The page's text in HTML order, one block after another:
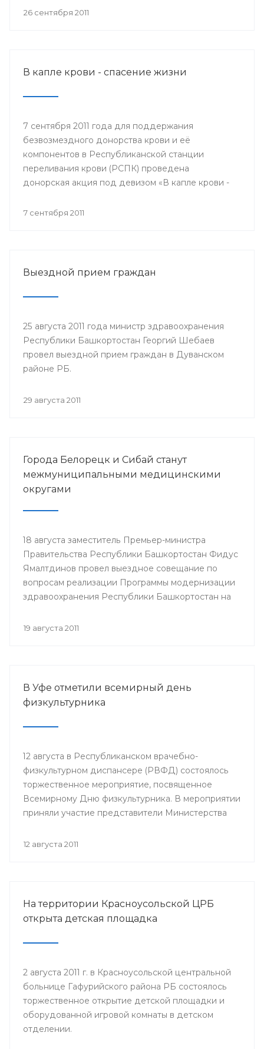
мобильном пункте заготовки крови донором мог
26 сентября 2011
В капле крови - спасение жизни
7 сентября 2011 года для поддержания
безвозмездного донорства крови и её
компонентов в Республиканской станции
переливания крови (РСПК) проведена
донорская акция под девизом «В капле крови -
7 сентября 2011
Выездной прием граждан
25 августа 2011 года министр здравоохранения
Республики Башкортостан Георгий Шебаев
провел выездной прием граждан в Дуванском
районе РБ.
29 августа 2011
Города Белорецк и Сибай станут
межмуниципальными медицинскими
округами
18 августа заместитель Премьер-министра
Правительства Республики Башкортостан Фидус
Ямалтдинов провел выездное совещание по
вопросам реализации Программы модернизации
здравоохранения Республики Башкортостан на
19 августа 2011
В Уфе отметили всемирный день
физкультурника
12 августа в Республиканском врачебно-
физкультурном диспансере (РВФД) состоялось
торжественное мероприятие, посвященное
Всемирному Дню физкультурника. В мероприятии
приняли участие представители Министерства
руководство и медицинский персонал РВФД,
12 августа 2011
На территории Красноусольской ЦРБ
открыта детская площадка
2 августа 2011 г. в Красноусольской центральной
больнице Гафурийского района РБ состоялось
торжественное открытие детской площадки и
оборудованной игровой комнаты в детском
отделении.